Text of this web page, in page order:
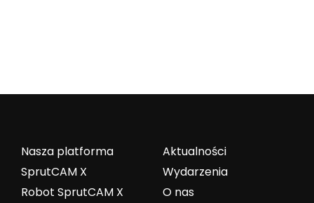
Aktualności
Wydarzenia
O nas
Nasza platforma
SprutCAM X
Robot SprutCAM X